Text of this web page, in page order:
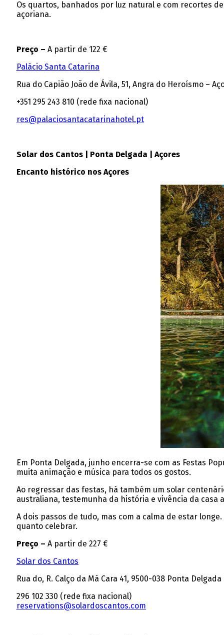
Os quartos, banhados por luz natural e com recortes
açoriana.
Preço – A partir de 122 €
Palácio Santa Catarina
Rua do Capião João de Ávila, 51, Angra do Heroísmo –
+351 295 243 810 (rede fixa nacional)
res@palaciosantacatarinahotel.pt
Solar dos Cantos | Ponta Delgada | Açores
Encanto histórico nos Açores
Em Ponta Delgada, junho encerra-se com as Festas
muita animação e música para todos os gostos.
Ao regressar das festas, há também um solar
australiana, testemunha da história e vivência da casa
A dois passos de tudo, mas com a calma de estar
quanto celebrar.
Preço – A partir de 227 €
Solar dos Cantos
Rua do, R. Calço da Má Cara 41, 9500-038 Ponta Delgada
296 102 330 (rede fixa nacional)
reservations@solardoscantos.com